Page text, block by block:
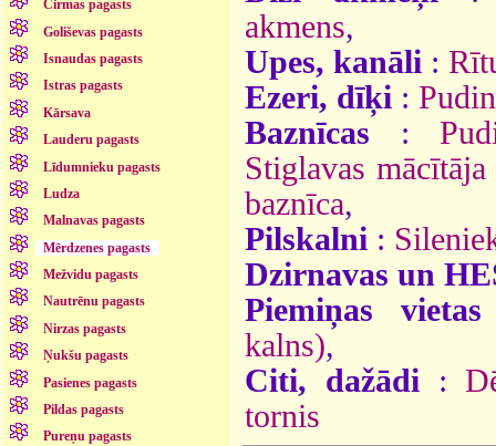
Cirmas pagasts
Goliševas pagasts
Isnaudas pagasts
Istras pagasts
Kārsava
Lauderu pagasts
Līdumnieku pagasts
Ludza
Malnavas pagasts
Mērdzenes pagasts
Mežvidu pagasts
Nautrēnu pagasts
Nirzas pagasts
Ņukšu pagasts
Pasienes pagasts
Pildas pagasts
Pureņu pagasts
akmens,
Upes, kanāli :
Ezeri, dīķi :
Baznīcas :
Stiglavas mācītāja
baznīca,
Pilskalni :
Dzirnavas un
Piemiņas vietas
kalns),
Citi, dažādi :
tornis